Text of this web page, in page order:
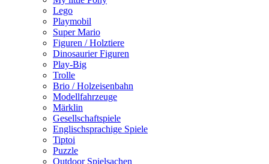
Lego
Playmobil
Super Mario
Figuren / Holztiere
Dinosaurier Figuren
Play-Big
Trolle
Brio / Holzeisenbahn
Modellfahrzeuge
Märklin
Gesellschaftspiele
Englischsprachige Spiele
Tiptoi
Puzzle
Outdoor Spielsachen